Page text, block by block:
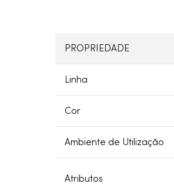
PROPRIEDADE
Linha
Cor
Ambiente de Utilização
Atributos